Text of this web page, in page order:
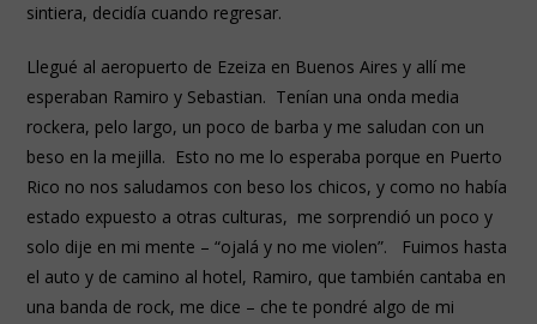
sintiera, decidía cuando regresar.
Llegué al aeropuerto de Ezeiza en Buenos Aires y allí me
esperaban Ramiro y Sebastian. Tenían una onda media
rockera, pelo largo, un poco de barba y me saludan con un
beso en la mejilla. Esto no me lo esperaba porque en Puerto
Rico no nos saludamos con beso los chicos, y como no había
estado expuesto a otras culturas, me sorprendió un poco y
solo dije en mi mente – “ojalá y no me violen”. Fuimos hasta
el auto y de camino al hotel, Ramiro, que también cantaba en
una banda de rock, me dice – che te pondré algo de mi